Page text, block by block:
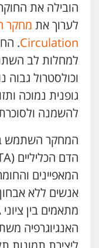
הובילה את
לערוך את מחקר
Circulation
.
למחלות לב
וכולסטרול גבוה
גופנית נמוכה
להשמנה
המחקר השתמש
המאפיינים
אנשים ללא